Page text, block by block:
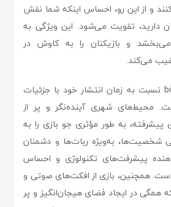
و از این رو، احساس اینکه شما نقش
دارید، تقویت می‌شود. این ویژگی به
و بازیکنان را به کاوش در
می‌کند.
گرافیک binary domain نسبت به زمان انتشار خود با جزئیات
محیط‌های شهری آینده‌نگر و پر از
پیشرفته، به طور مؤثری جو بازی را به
شخصیت‌ها، به‌ویژه ربات‌ها و دشمنان
پیشرفت‌های تکنولوژی و احساس
است. همچنین، بازی از افکت‌های صوتی و
همگی در ایجاد فضای هیجان‌انگیز و پر